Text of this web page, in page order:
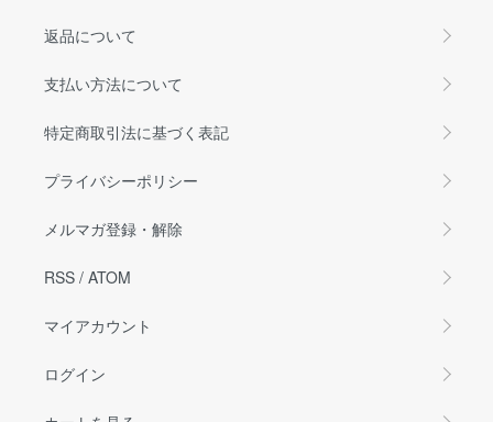
返品について
支払い方法について
特定商取引法に基づく表記
プライバシーポリシー
メルマガ登録・解除
RSS / ATOM
マイアカウント
ログイン